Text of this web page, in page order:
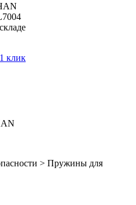
клик
> Пружины для